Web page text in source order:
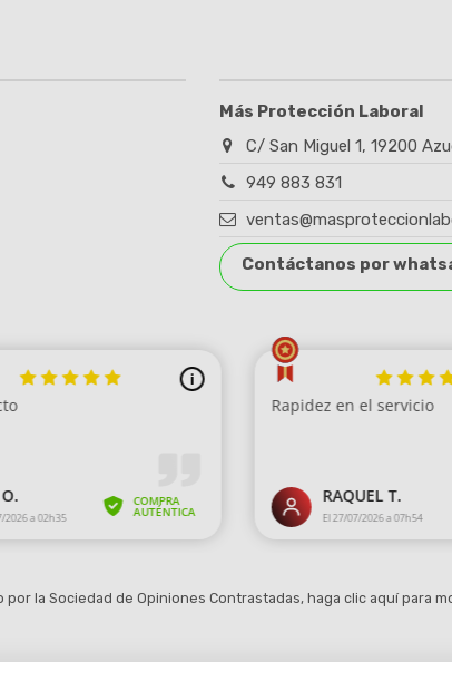
Más Protección Laboral
C/ San Miguel 1, 19200
949 883 831
Contáctanos por
por la Sociedad de Opiniones Contrastadas, haga clic aquí para